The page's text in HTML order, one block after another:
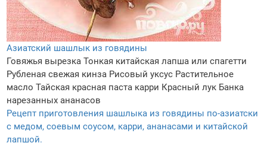
Азиатский шашлык из говядины
Говяжья вырезка Тонкая китайская лапша или спагетти
Рубленая свежая кинза Рисовый уксус Растительное
масло Тайская красная паста карри Красный лук Банка
нарезанных ананасов
Рецепт приготовления шашлыка из говядины по-азиатски
с медом, соевым соусом, карри, ананасами и китайской
лапшой.